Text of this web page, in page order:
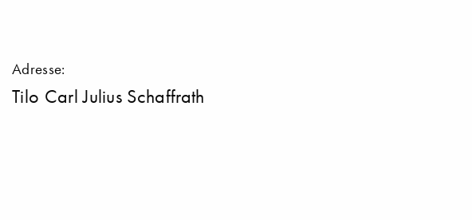
Adresse:
Tilo Carl Julius Schaffrath